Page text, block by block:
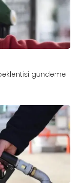
gündeme